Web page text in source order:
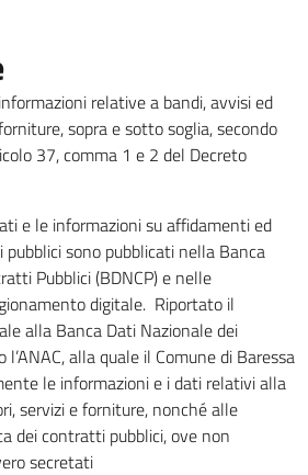
relative a bandi, avvisi ed
sopra e sotto soglia, secondo
37, comma 1 e 2 del Decreto
e le informazioni su affidamenti ed
sono pubblicati nella Banca
Pubblici (BDNCP) e nelle
digitale. Riportato il
alla Banca Dati Nazionale dei
alla quale il Comune di Baressa
le informazioni e i dati relativi alla
servizi e forniture, nonché alle
dei contratti pubblici, ove non
secretati